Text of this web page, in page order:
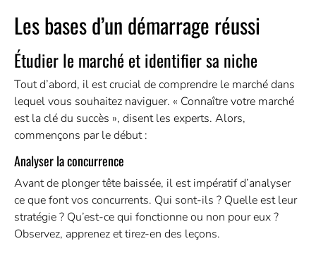
Les bases d’un démarrage réussi
Étudier le marché et identifier sa niche
Tout d’abord, il est crucial de comprendre le marché dans
lequel vous souhaitez naviguer. « Connaître votre marché
est la clé du succès », disent les experts. Alors,
commençons par le début :
Analyser la concurrence
Avant de plonger tête baissée, il est impératif d’analyser
ce que font vos concurrents. Qui sont-ils ? Quelle est leur
stratégie ? Qu’est-ce qui fonctionne ou non pour eux ?
Observez, apprenez et tirez-en des leçons.